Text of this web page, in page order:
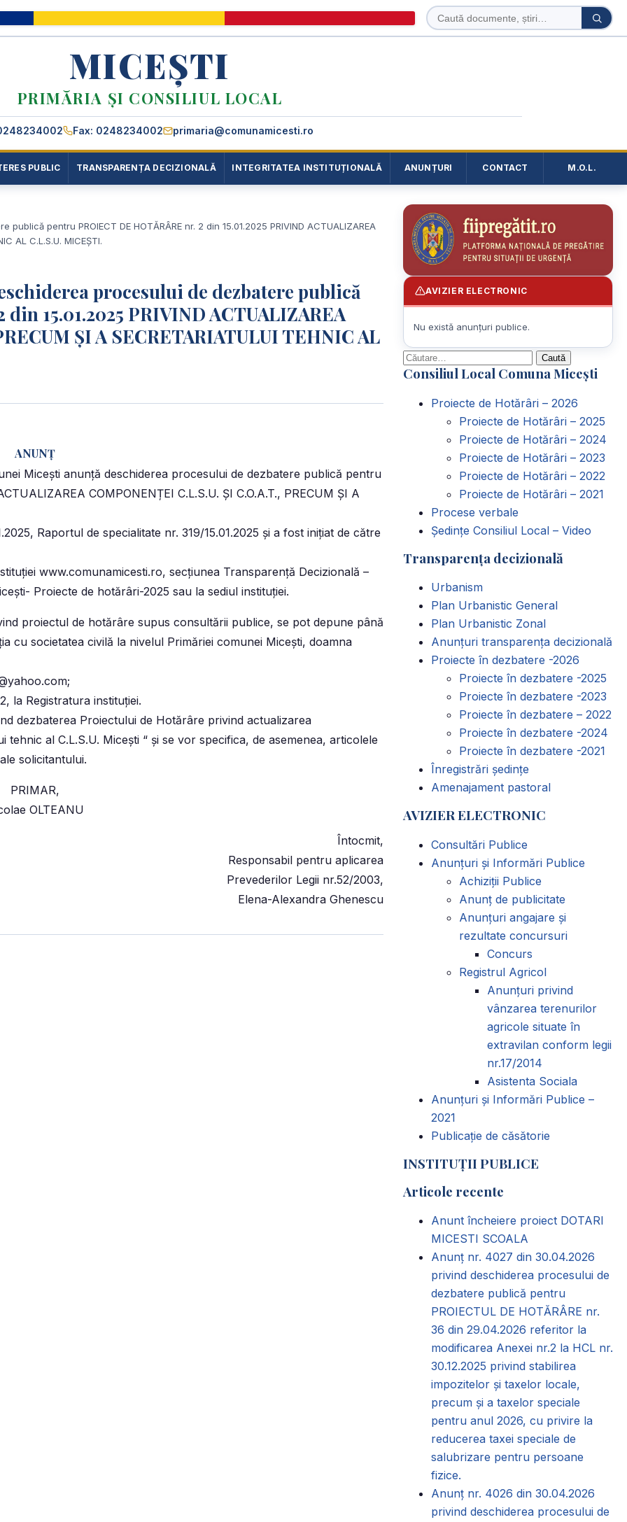
Caută
în
Caută
MICEȘTI
PRIMĂRIA ȘI CONSILIUL LOCAL
Fax: 0248234002 primaria@comunamicesti.ro
PUBLIC TRANSPARENȚA DECIZIONALĂ INTEGRITATEA INSTITUȚIONALĂ ANUNȚURI CONTACT M.O.L.
pentru PROIECT DE HOTĂRÂRE nr. 2 din 15.01.2025 PRIVIND ACTUALIZAREA
AL C.L.S.U. MICEȘTI.
procesului de dezbatere publică
15.01.2025 PRIVIND ACTUALIZAREA
ȘI A SECRETARIATULUI TEHNIC AL
ANUNŢ
Miceşti anunţă deschiderea procesului de dezbatere publică pentru
COMPONENȚEI C.L.S.U. ȘI C.O.A.T., PRECUM ȘI A
Raportul de specialitate nr. 319/15.01.2025 şi a fost iniţiat de către
www.comunamicesti.ro, secţiunea Transparenţă Decizională –
Proiecte de hotărâri-2025 sau la sediul instituţiei.
proiectul de hotărâre supus consultării publice, se pot depune până
cu societatea civilă la nivelul Primăriei comunei Miceşti, doamna
la Registratura instituţiei.
dezbaterea Proiectului de Hotărâre privind actualizarea
tehnic al C.L.S.U. Micești “ şi se vor specifica, de asemenea, articolele
solicitantului.
PRIMAR,
OLTEANU
Întocmit,
Responsabil pentru aplicarea
Prevederilor Legii nr.52/2003,
Elena-Alexandra Ghenescu
AVIZIER ELECTRONIC
Nu există anunțuri publice.
Caută
după:
Consiliul Local Comuna Micești
Proiecte de Hotărâri – 2026
Proiecte de Hotărâri – 2025
Proiecte de Hotărâri – 2024
Proiecte de Hotărâri – 2023
Proiecte de Hotărâri – 2022
Proiecte de Hotărâri – 2021
Procese verbale
Ședințe Consiliul Local – Video
Transparența decizională
Urbanism
Plan Urbanistic General
Plan Urbanistic Zonal
Anunțuri transparența decizională
Proiecte în dezbatere -2026
Proiecte în dezbatere -2025
Proiecte în dezbatere -2023
Proiecte în dezbatere – 2022
Proiecte în dezbatere -2024
Proiecte în dezbatere -2021
Înregistrări ședințe
Amenajament pastoral
AVIZIER ELECTRONIC
Consultări Publice
Anunțuri și Informări Publice
Achiziții Publice
Anunț de publicitate
Anunțuri angajare și
rezultate concursuri
Concurs
Registrul Agricol
Anunţuri privind
vânzarea terenurilor
agricole situate în
extravilan conform legii
nr.17/2014
Asistenta Sociala
Anunțuri și Informări Publice –
2021
Publicație de căsătorie
INSTITUȚII PUBLICE
Articole recente
Anunt încheiere proiect DOTARI
MICESTI SCOALA
Anunț nr. 4027 din 30.04.2026
privind deschiderea procesului de
dezbatere publică pentru
PROIECTUL DE HOTĂRÂRE nr.
36 din 29.04.2026 referitor la
modificarea Anexei nr.2 la HCL nr.
30.12.2025 privind stabilirea
impozitelor și taxelor locale,
precum și a taxelor speciale
pentru anul 2026, cu privire la
reducerea taxei speciale de
salubrizare pentru persoane
fizice.
Anunț nr. 4026 din 30.04.2026
privind deschiderea procesului de